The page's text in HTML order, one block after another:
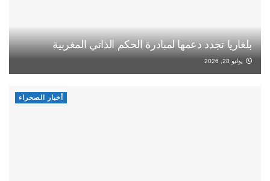
بلغاريا تجدد دعمها لمبادرة الحكم الذاتي المغربية
يوليو 28, 2026
أخبار الصحراء